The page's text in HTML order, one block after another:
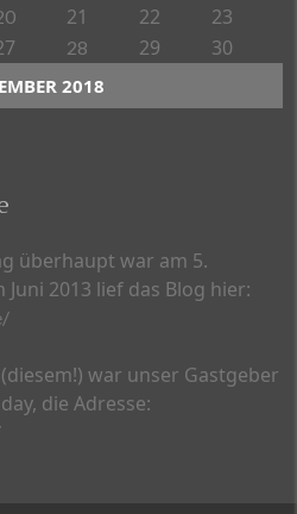
2018
21 22 23
28 29 30
überhaupt war am 5.
Juni 2013 lief das Blog hier:
war unser Gastgeber
die Adresse: